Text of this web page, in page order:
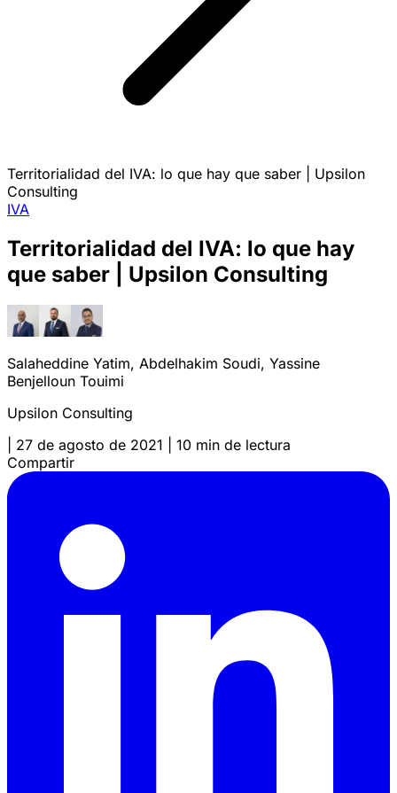
Territorialidad del IVA: lo que hay que saber | Upsilon
Consulting
IVA
Territorialidad del IVA: lo que hay
que saber | Upsilon Consulting
Salaheddine Yatim, Abdelhakim Soudi, Yassine
Benjelloun Touimi
Upsilon Consulting
27 de agosto de 2021
10 min de lectura
Compartir